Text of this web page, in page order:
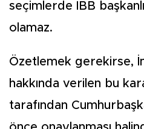
seçimlerde İBB
olamaz.
Özetlemek gerekirse,
hakkında verilen bu
tarafından